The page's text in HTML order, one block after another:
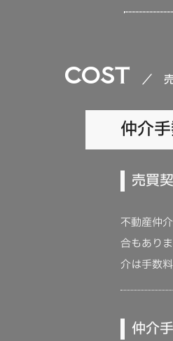
COST ／ 売
仲介
売買
不動産仲
合もあり
介は手数
仲介